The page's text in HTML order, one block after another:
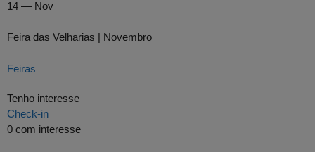
14 — Nov
Feira das Velharias | Novembro
Feiras
Tenho interesse
Check-in
0 com interesse